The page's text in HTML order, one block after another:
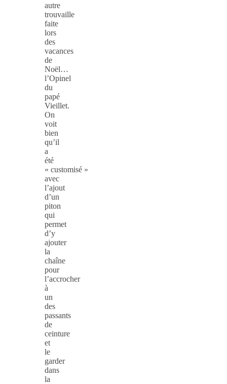
autre
trouvaille
faite
lors
des
vacances
de
Noël…
l’Opinel
du
papé
Vieillet.
On
voit
bien
qu’il
a
été
« customisé »
avec
l’ajout
d’un
piton
qui
permet
d’y
ajouter
la
chaîne
pour
l’accrocher
à
un
des
passants
de
ceinture
et
le
garder
dans
la